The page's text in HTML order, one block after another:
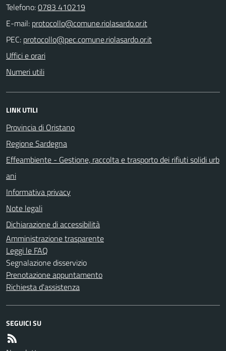
Telefono:0783 410219
E-mail:
PEC:
Uffici e orari
Numeri utili
LINK UTILI
Provincia di Oristano
Regione Sardegna
Effeambiente - Gestione, raccolta e trasporto dei rifiuti solidi urb
ani
Informativa privacy
Note legali
Dichiarazione di accessibilità
Amministrazione trasparente
Leggi le FAQ
Segnalazione disservizio
Prenotazione appuntamento
Richiesta d'assistenza
SEGUICI SU